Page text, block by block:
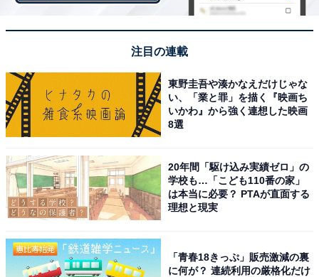
注目の連載
東野圭吾や湊かなえだけじゃな
い、「業と罪」を描く『映画ち
いかわ』から強く連想した映画
8選
20年間「駆け込み実績ゼロ」の
学校も…「こども110番の家」
は本当に必要？ PTAが直面する
理想と現実
「青春18きっぷ」販売激減の裏
に何が？ 連続利用の厳格化だけ